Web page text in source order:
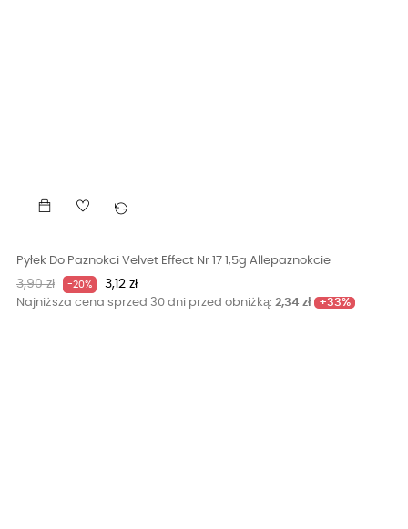
Pyłek Do Paznokci Velvet Effect Nr 17 1,5g Allepaznokcie
Cena
podstawowa
3,90 zł -20% Cena
3,12 zł
Najniższa cena sprzed 30 dni przed obniżką: 2,34 zł +33%